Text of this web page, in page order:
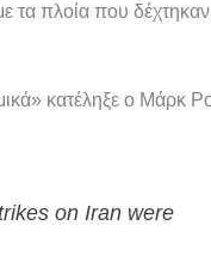
τα πλοία που
κατέληξε ο Μάρκ
on Iran were